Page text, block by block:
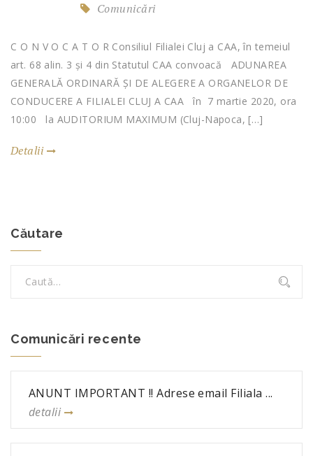
Comunicări
C O N V O C A T O R Consiliul Filialei Cluj a CAA, în temeiul
art. 68 alin. 3 și 4 din Statutul CAA convoacă ADUNAREA
GENERALĂ ORDINARĂ ȘI DE ALEGERE A ORGANELOR DE
CONDUCERE A FILIALEI CLUJ A CAA în 7 martie 2020, ora
10:00 la AUDITORIUM MAXIMUM (Cluj-Napoca, […]
Detalii
Căutare
Comunicări recente
ANUNT IMPORTANT !! Adrese email Filiala ...
detalii